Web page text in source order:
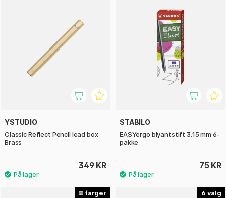
YSTUDIO
Classic Reflect Pencil lead box
Brass
349 KR
STABILO
EASYergo blyantstift 3.15 mm 6-
pakke
75 KR
8 6